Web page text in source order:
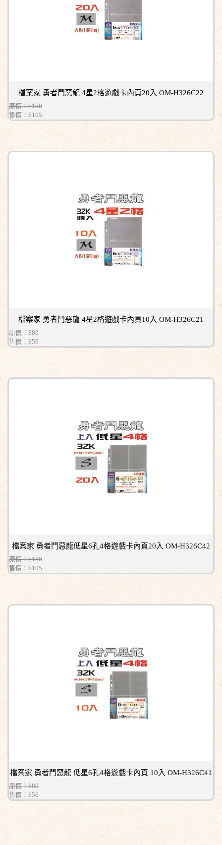
檔案家 勇者鬥惡龍 4星2格遊戲卡內頁20入 OM-H326C22
原價：$150
售價： $105
檔案家 勇者鬥惡龍 4星2格遊戲卡內頁10入 OM-H326C21
原價：$80
售價： $59
檔案家 勇者鬥惡龍低星6孔4格遊戲卡內頁20入 OM-H326C42
原價：$150
售價： $105
檔案家 勇者鬥惡龍 低星6孔4格遊戲卡內頁 10入 OM-H326C41
原價：$80
售價： $56